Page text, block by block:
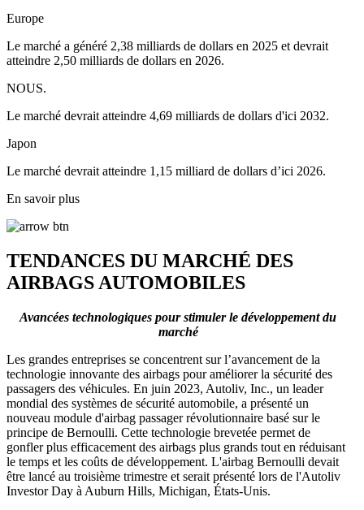
Europe
Le marché a généré 2,38 milliards de dollars en 2025 et devrait
atteindre 2,50 milliards de dollars en 2026.
NOUS.
Le marché devrait atteindre 4,69 milliards de dollars d'ici 2032.
Japon
Le marché devrait atteindre 1,15 milliard de dollars d’ici 2026.
En savoir plus
TENDANCES DU MARCHÉ DES
AIRBAGS AUTOMOBILES
Avancées technologiques pour stimuler le développement du
marché
Les grandes entreprises se concentrent sur l’avancement de la
technologie innovante des airbags pour améliorer la sécurité des
passagers des véhicules. En juin 2023, Autoliv, Inc., un leader
mondial des systèmes de sécurité automobile, a présenté un
nouveau module d'airbag passager révolutionnaire basé sur le
principe de Bernoulli. Cette technologie brevetée permet de
gonfler plus efficacement des airbags plus grands tout en réduisant
le temps et les coûts de développement. L'airbag Bernoulli devait
être lancé au troisième trimestre et serait présenté lors de l'Autoliv
Investor Day à Auburn Hills, Michigan, États-Unis.